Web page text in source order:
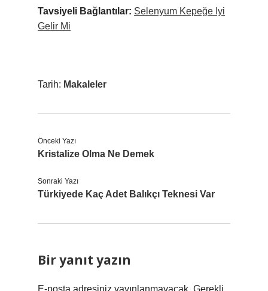
Tavsiyeli Bağlantılar: Selenyum Kepeğe Iyi
Gelir Mi
Tarih: Makaleler
Önceki Yazı
Kristalize Olma Ne Demek
Sonraki Yazı
Türkiyede Kaç Adet Balıkçı Teknesi Var
Bir yanıt yazın
E-posta adresiniz yayınlanmayacak. Gerekli